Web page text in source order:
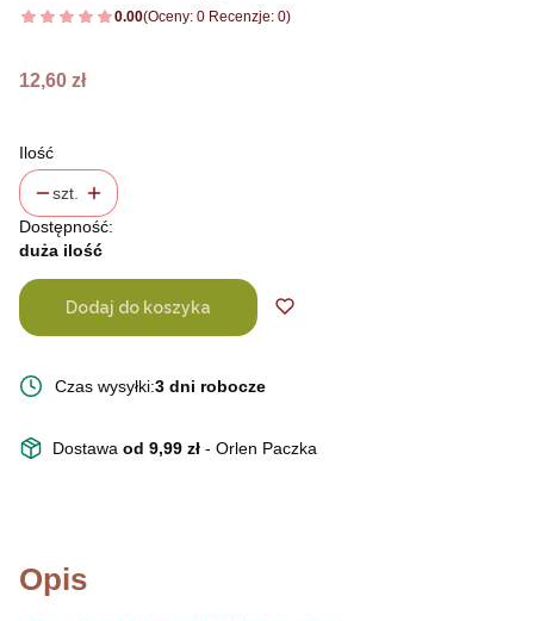
0.00(Oceny: 0 Recenzje: 0)
Cena
12,60 zł
Ilość
szt.
Dostępność:
duża ilość
Dodaj do koszyka
Czas wysyłki:3 dni robocze
Dostawa od 9,99 zł - Orlen Paczka
Opis